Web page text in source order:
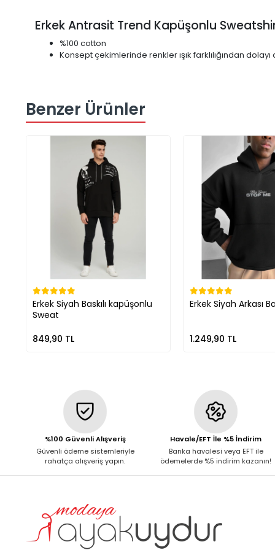
Erkek Antrasit Trend Kapüşonlu
%100 cotton
Konsept çekimlerinde renkler ışık farklılığından
Benzer Ürünler
Erkek Siyah Baskılı kapüşonlu
Sweat
849,90 TL
Erkek Siyah Arkası
1.249,90 TL
%100 Güvenli Alışveriş
Güvenli ödeme sistemleriyle
rahatça alışveriş yapın.
Havale/EFT İle %5 İndirim
Banka havalesi veya EFT ile
ödemelerde %5 indirim kazanın!